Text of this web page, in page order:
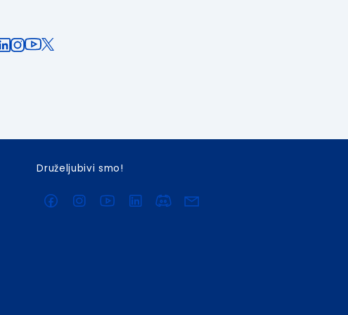
Druželjubivi smo!